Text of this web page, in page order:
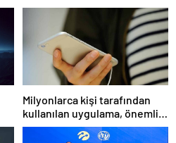
Milyonlarca kişi tarafından
kullanılan uygulama, önemli
bir özelliğini kapatıyor